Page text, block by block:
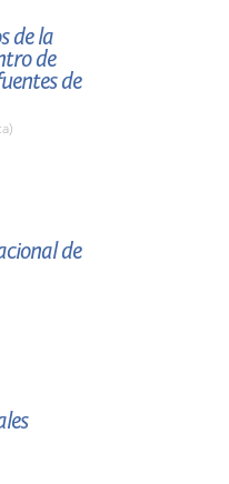
de la
de
de
de